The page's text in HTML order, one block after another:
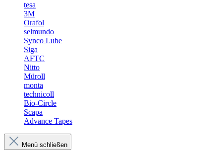
tesa
3M
Orafol
selmundo
Synco Lube
Siga
AFTC
Nitto
Müroll
monta
technicoll
Bio-Circle
Scapa
Advance Tapes
Menü schließen